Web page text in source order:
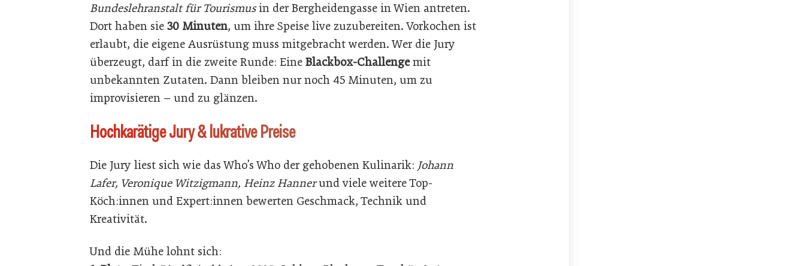
Bundeslehranstalt für Tourismusin der Bergheidengasse in Wien antreten.
Dort haben sie 30 Minuten, um ihre Speise live zuzubereiten. Vorkochen ist
erlaubt, die eigene Ausrüstung muss mitgebracht werden. Wer die Jury
überzeugt, darf in die zweite Runde: Eine Blackbox-Challengemit
unbekannten Zutaten. Dann bleiben nur noch 45 Minuten, um zu
improvisieren – und zu glänzen.
Hochkarätige Jury & lukrative Preise
Die Jury liest sich wie das Who’s Who der gehobenen Kulinarik: Johann
Lafer, Veronique Witzigmann, Heinz Hannerund viele weitere Top-
Köch:innen und Expert:innen bewerten Geschmack, Technik und
Kreativität.
Und die Mühe lohnt sich: